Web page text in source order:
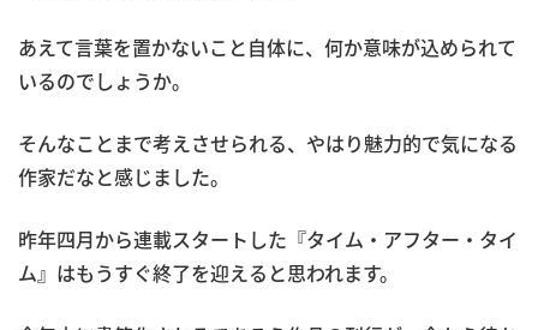
あえて言葉を置かないこと自体に、何か意味が込められて
いるのでしょうか。
そんなことまで考えさせられる、やはり魅力的で気になる
作家だなと感じました。
昨年四月から連載スタートした『タイム・アフター・タイ
ム』はもうすぐ終了を迎えると思われます。